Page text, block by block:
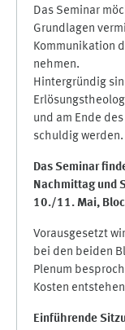
Das Seminar
Grundlagen
Kommunikation
nehmen.
Hintergründig
und am Ende
schuldig werden.
Das Seminar
Nachmittag und
10./11. Mai,
Vorausgesetzt
bei den beiden
Plenum
Kosten
Einführende